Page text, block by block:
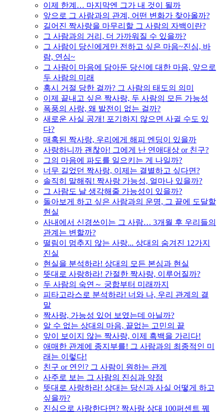
이제 한계… 마지막엔 그가 내 것이 될까
앞으로 그 사람과의 관계, 어떤 변화가 찾아올까?
길어진 짝사랑을 마무리할 그 사람의 자백이란?
그 사람과의 거리, 더 가까워질 수 있을까?
그 사람이 당신에게만 전하고 싶은 마음~진심, 바
람, 연심~
그 사람이 마음에 담아둔 당신에 대한 마음, 앞으로
두 사람의 미래
혹시 거절 당한 걸까? 그 사람의 태도의 의미
이제 끝내고 싶은 짝사랑, 두 사람의 모든 가능성
폭풍의 사랑, 왜 발전이 없는 걸까?
새로운 사실 공개! 포기하지 않으면 사귈 수도 있
다?
매혹된 짝사랑, 우리에게 해피 엔딩이 있을까
사랑하니까 괜찮아! 그에게 난 연애대상 or 친구?
그의 마음에 파도를 일으키는 게 나일까?
너무 길었던 짝사랑, 이제는 결별하고 싶다면?
솔직히 말해줘! 짝사랑 가능성, 얼마나 있을까?
그 사람도 날 생각해줄 가능성이 있을까?
돌아보게 하고 싶은 사람과의 운명, 그 끝에 도달할
현실
사내에서 신경쓰이는 그 사람… 3개월 후 우리들의
관계는 변할까?
떨림이 멈추지 않는 사랑... 상대의 숨겨진 12가지
진실
현실을 분석하라! 상대의 모든 본심과 현실
뜻대로 사랑하라! 간절한 짝사랑, 이루어질까?
두 사람의 숙연～ 궁합부터 미래까지
피타고라스로 분석하라! 너와 나, 우리 관계의 결
말
짝사랑, 가능성 있어 보였는데 아닐까?
알 수 없는 상대의 마음, 끝없는 고민의 끝
앞이 보이지 않는 짝사랑, 이제 흑백을 가리다!
애매한 관계에 종지부를! 그 사람과의 최종적인 미
래는 이렇다!
친구 or 연인? 그 사람이 원하는 관계
사주로 보는 그 사람의 진심과 약점
뜻대로 사랑하라! 상대는 당신과 사실 어떻게 하고
싶을까?
진심으로 사랑한다면? 짝사랑 상대 100퍼센트 꿰